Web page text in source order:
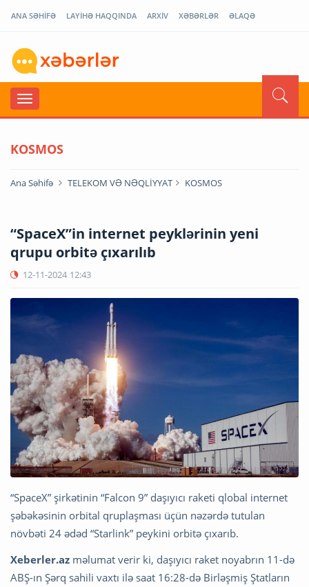
ANA SƏHİFƏ LAYİHƏ HAQQINDA ARXİV XƏBƏRLƏR ƏLAQƏ
KOSMOS
Ana Səhifə TELEKOM VƏ NƏQLİYYAT KOSMOS
“SpaceX”in internet peyklərinin yeni
qrupu orbitə çıxarılıb
12-11-2024 12:43
“SpaceX” şirkətinin “Falcon 9” daşıyıcı raketi qlobal internet
şəbəkəsinin orbital qruplaşması üçün nəzərdə tutulan
növbəti 24 ədəd “Starlink” peykini orbitə çıxarıb.
Xeberler.az məlumat verir ki, daşıyıcı raket noyabrın 11-də
ABŞ-ın Şərq sahili vaxtı ilə saat 16:28-də Birləşmiş Ştatların